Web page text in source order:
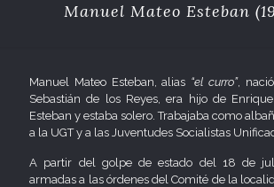
Manuel Mateo Esteban
Manuel Mateo Esteban, alias “el curro”,
Sebastián de los Reyes, era hijo de
Esteban y estaba solero. Trabajaba como
a la UGT y a las Juventudes Socialistas
A partir del golpe de estado del 18 de
armadas a las órdenes del Comité de la